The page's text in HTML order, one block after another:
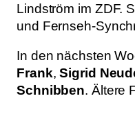
Lindström im ZDF.
und Fernseh-
In den nächsten
Frank,Sigrid
Schnibben. Ältere